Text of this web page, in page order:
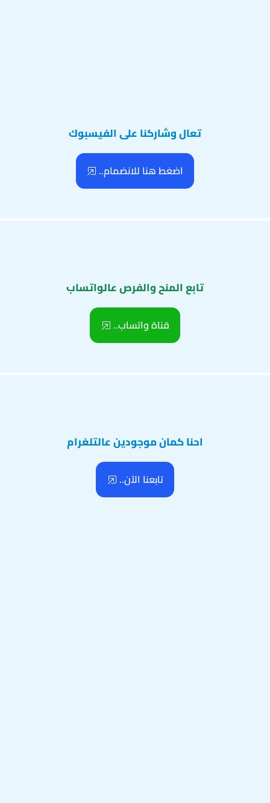
تعال وشاركنا على الفيسبوك
اضغط هنا للانضمام..
تابع المنح والفرص عالواتساب
قناة واتساب..
احنا كمان موجودين عالتلغرام
تابعنا الآن..